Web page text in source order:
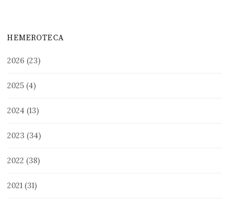
HEMEROTECA
2026 (23)
2025 (4)
2024 (13)
2023 (34)
2022 (38)
2021 (31)